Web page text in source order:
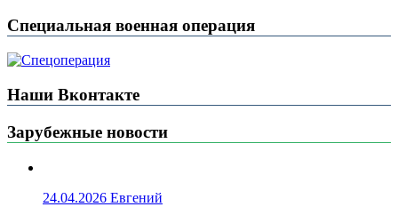
Специальная военная операция
Наши Вконтакте
Зарубежные новости
24.04.2026 Евгений